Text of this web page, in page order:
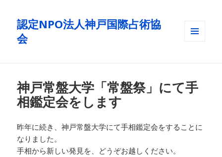
認定NPO法人神戸国際占術協
会
神戸常盤大学「常盤祭」にて手
相鑑定会をします
昨年に続き、神戸常盤大学にて手相鑑定会をすることに
なりました。
手相から新しい発見を、どうぞお越しください。